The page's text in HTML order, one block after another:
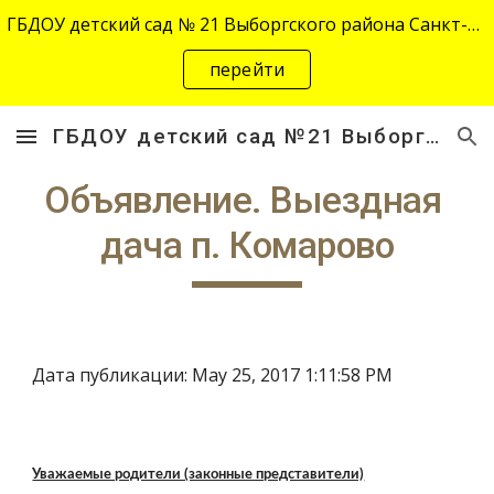
Skip to main content Skip to navigation
ГБДОУ детский сад № 21 Выборгского района Санкт-Петербурга переехал на новый адрес "site-2645.siteedu.ru".
перейти
ГБДОУ детский сад №21 Выборгского района Санкт-Петербурга
Объявление. Выездная
дача п. Комарово
Дата публикации: May 25, 2017 1:11:58 PM
Уважаемые родители (законные представители)